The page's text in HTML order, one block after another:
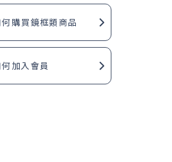
何購買鏡框類商品
何加入會員